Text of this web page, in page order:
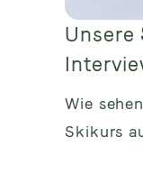
Unsere
Wie
Skikurs